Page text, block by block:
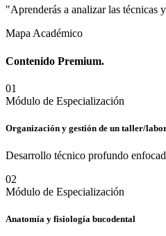
"Aprenderás a analizar las técnicas
Mapa Académico
Contenido Premium.
01
Módulo de Especialización
Organización y gestión de un taller/
Desarrollo técnico profundo
02
Módulo de Especialización
Anatomía y fisiología bucodental